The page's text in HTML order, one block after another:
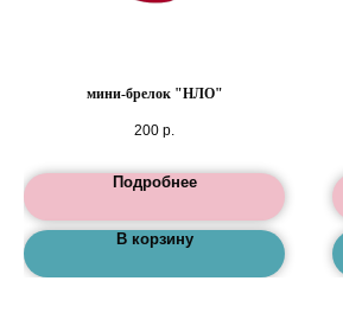
мини-брелок "НЛО"
200 р.
Подробнее
В корзину